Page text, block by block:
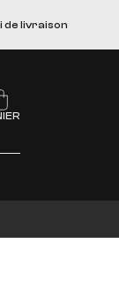
de livraison